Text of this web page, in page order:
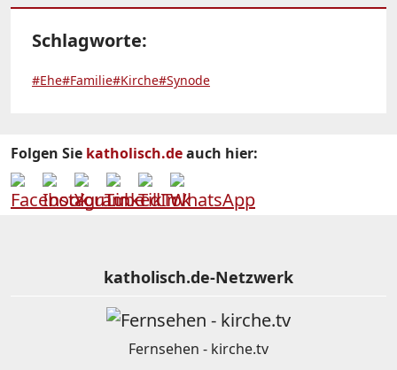
Schlagworte:
#Ehe#Familie#Kirche#Synode
Folgen Sie katholisch.deauch hier:
katholisch.de-Netzwerk
Fernsehen - kirche.tv